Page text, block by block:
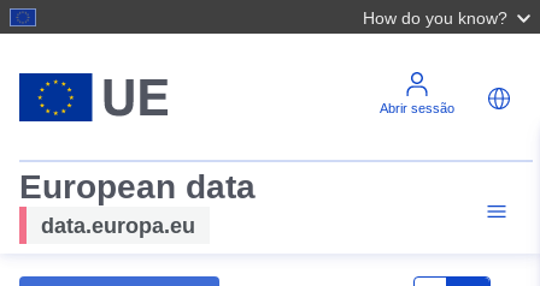
How do you know?
Abrir sessão
European data
data.europa.eu